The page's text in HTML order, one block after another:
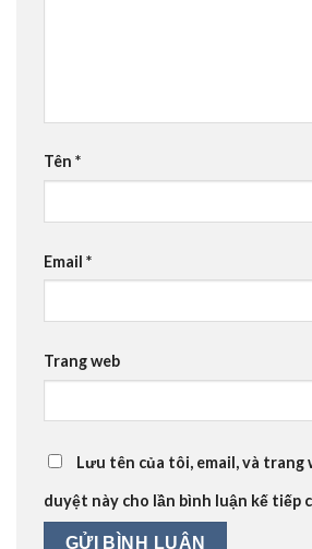
Tên *
Email *
Trang web
Lưu tên của tôi, email, và
duyệt này cho lần bình luận kế tiếp